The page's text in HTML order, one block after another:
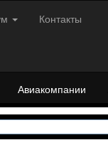
Контакты
Авиакомпании